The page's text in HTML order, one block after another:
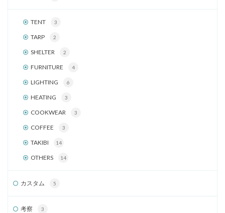
TENT 3
TARP 2
SHELTER 2
FURNITURE 4
LIGHTING 6
HEATING 3
COOKWEAR 3
COFFEE 3
TAKIBI 14
OTHERS 14
カスタム 5
考察 3